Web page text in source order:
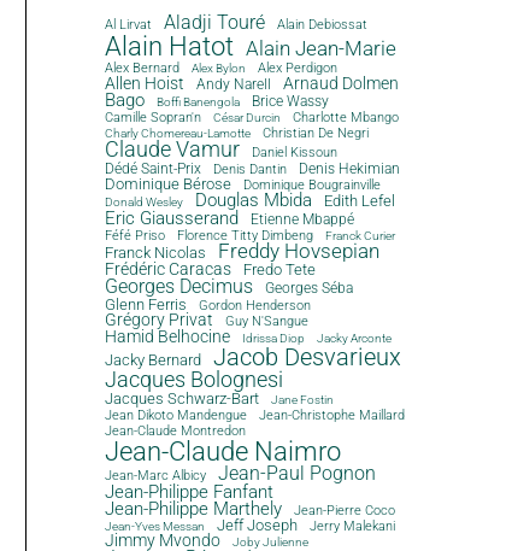
Al Lirvat Aladji Touré Alain Debiossat
Alain Hatot Alain Jean-Marie
Alex Bernard Alex Bylon Alex Perdigon
Allen Hoist Andy Narell Arnaud Dolmen
Bago Boffi Banengola
Brice Wassy
Camille Sopran'n
César Durcin Charlotte Mbango
Charly Chomereau-Lamotte Christian De Negri
Claude Vamur Daniel Kissoun
Dédé Saint-Prix Denis Dantin Denis Hekimian
Dominique Bérose Dominique Bougrainville
Donald Wesley Douglas Mbida Edith Lefel
Eric Giausserand Etienne Mbappé
Féfé Priso Florence Titty Dimbeng Franck Curier
Franck Nicolas Freddy Hovsepian
Frédéric Caracas Fredo Tete
Georges Decimus Georges Séba
Glenn Ferris Gordon Henderson
Grégory Privat Guy N'Sangue
Hamid Belhocine Idrissa Diop Jacky Arconte
Jacky Bernard Jacob Desvarieux
Jacques Bolognesi
Jacques Schwarz-Bart Jane Fostin
Jean Dikoto Mandengue
Jean-Christophe Maillard
Jean-Claude Montredon
Jean-Claude Naimro
Jean-Marc Albicy Jean-Paul Pognon
Jean-Philippe Fanfant
Jean-Philippe Marthely Jean-Pierre Coco
Jean-Yves Messan Jeff Joseph Jerry Malekani
Jimmy Mvondo Joby Julienne